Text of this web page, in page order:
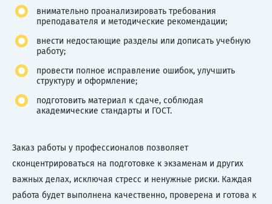
внимательно проанализировать требования
преподавателя и методические рекомендации;
внести недостающие разделы или дописать учебную
работу;
провести полное исправление ошибок, улучшить
структуру и оформление;
подготовить материал к сдаче, соблюдая
академические стандарты и ГОСТ.
Заказ работы у профессионалов позволяет
сконцентрироваться на подготовке к экзаменам и других
важных делах, исключая стресс и ненужные риски. Каждая
работа будет выполнена качественно, проверена и готова к